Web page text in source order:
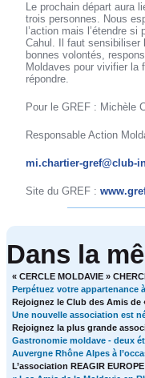
Le prochain départ aura
trois personnes. Nous
l’action mais l’étendre
Cahul. Il faut sensibiliser
bonnes volontés,
Moldaves pour vivifier la
répondre.
Pour le GREF : Michèle
Responsable Action
mi.chartier-gref@club-
Site du GREF :
Dans la
« CERCLE MOLDAVIE »
Perpétuez votre appartenance
Rejoignez le Club des Amis de
Une nouvelle association est
Rejoignez la plus grande
Gastronomie moldave - deux
Auvergne Rhône Alpes à
L’association REAGIR